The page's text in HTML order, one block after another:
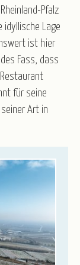
& Silvester
Newsletter
Pfalz
idyllische Lage
ist hier
Fass, dass
für seine
Art in